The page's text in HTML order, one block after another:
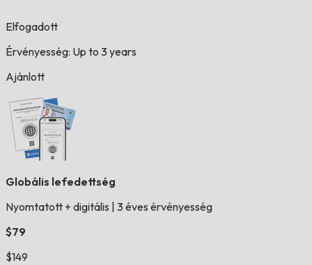
Elfogadott
Érvényesség: Up to 3 years
Ajánlott
Globális lefedettség
Nyomtatott + digitális 3 éves érvényesség
$79
$149